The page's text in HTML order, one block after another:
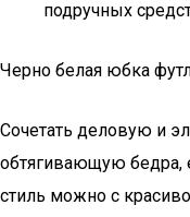
подручных
Черно белая юбка
Сочетать деловую и
обтягивающую
стиль можно с